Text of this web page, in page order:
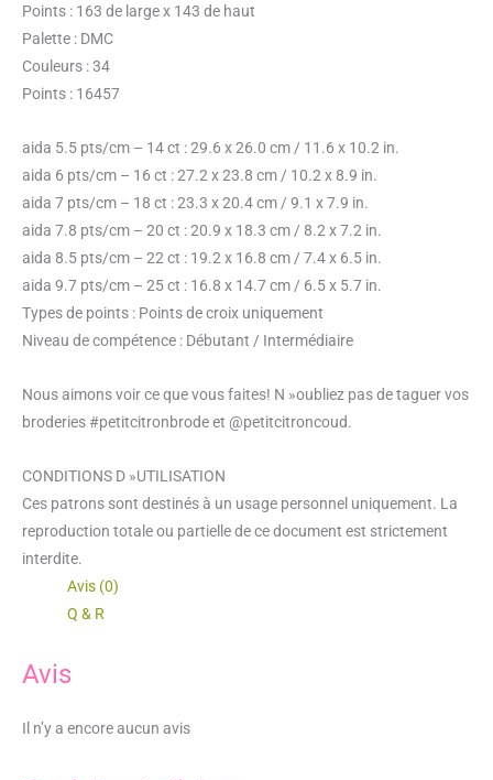
Points : 163 de large x 143 de haut
Palette : DMC
Couleurs : 34
Points : 16457
aida 5.5 pts/cm – 14 ct : 29.6 x 26.0 cm / 11.6 x 10.2 in.
aida 6 pts/cm – 16 ct : 27.2 x 23.8 cm / 10.2 x 8.9 in.
aida 7 pts/cm – 18 ct : 23.3 x 20.4 cm / 9.1 x 7.9 in.
aida 7.8 pts/cm – 20 ct : 20.9 x 18.3 cm / 8.2 x 7.2 in.
aida 8.5 pts/cm – 22 ct : 19.2 x 16.8 cm / 7.4 x 6.5 in.
aida 9.7 pts/cm – 25 ct : 16.8 x 14.7 cm / 6.5 x 5.7 in.
Types de points : Points de croix uniquement
Niveau de compétence : Débutant / Intermédiaire
Nous aimons voir ce que vous faites! N »oubliez pas de taguer vos
broderies #petitcitronbrode et @petitcitroncoud.
CONDITIONS D »UTILISATION
Ces patrons sont destinés à un usage personnel uniquement. La
reproduction totale ou partielle de ce document est strictement
interdite.
Avis (0)
Q & R
Avis
Il n’y a encore aucun avis